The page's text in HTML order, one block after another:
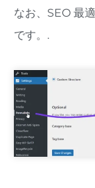
なお、SEO 最
です。.